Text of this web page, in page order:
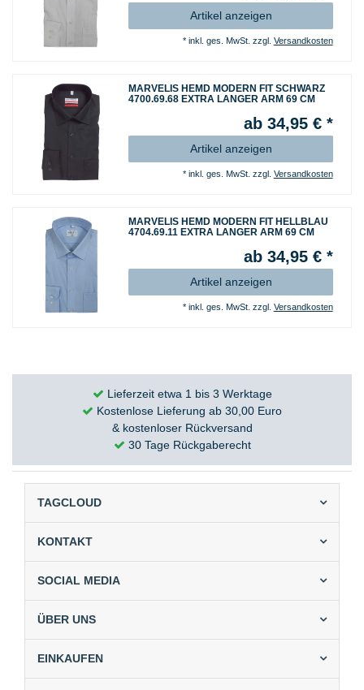
Artikel anzeigen
* inkl. ges. MwSt. zzgl. Versandkosten
MARVELIS HEMD MODERN FIT SCHWARZ
4700.69.68 EXTRA LANGER ARM 69 CM
ab 34,95 € *
Artikel anzeigen
* inkl. ges. MwSt. zzgl. Versandkosten
MARVELIS HEMD MODERN FIT HELLBLAU
4704.69.11 EXTRA LANGER ARM 69 CM
ab 34,95 € *
Artikel anzeigen
* inkl. ges. MwSt. zzgl. Versandkosten
Lieferzeit etwa 1 bis 3 Werktage
Kostenlose Lieferung ab 30,00 Euro
& kostenloser Rückversand
30 Tage Rückgaberecht
TAGCLOUD
KONTAKT
SOCIAL MEDIA
ÜBER UNS
EINKAUFEN